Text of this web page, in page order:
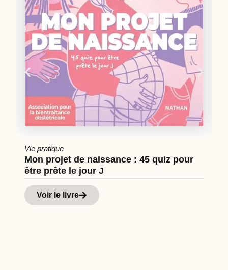
Vie pratique
Mon projet de naissance : 45 quiz pour
être prête le jour J
Voir le livre